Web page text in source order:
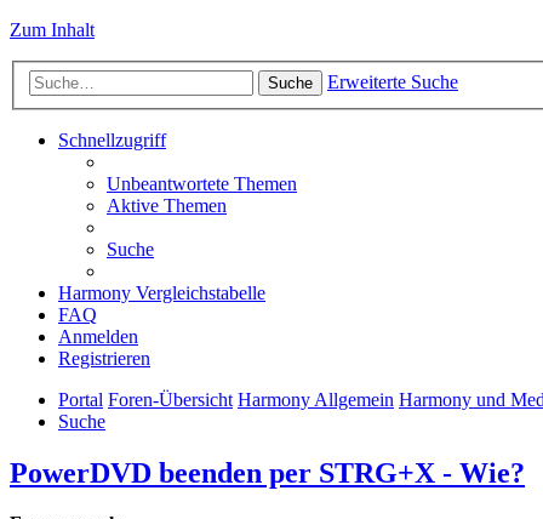
Zum Inhalt
Suche Erweiterte Suche
Schnellzugriff
Unbeantwortete Themen
Aktive Themen
Suche
Harmony Vergleichstabelle
FAQ
Anmelden
Registrieren
Portal Foren-Übersicht Harmony Allgemein Harmony und
Suche
PowerDVD beenden per STRG+X - Wie?